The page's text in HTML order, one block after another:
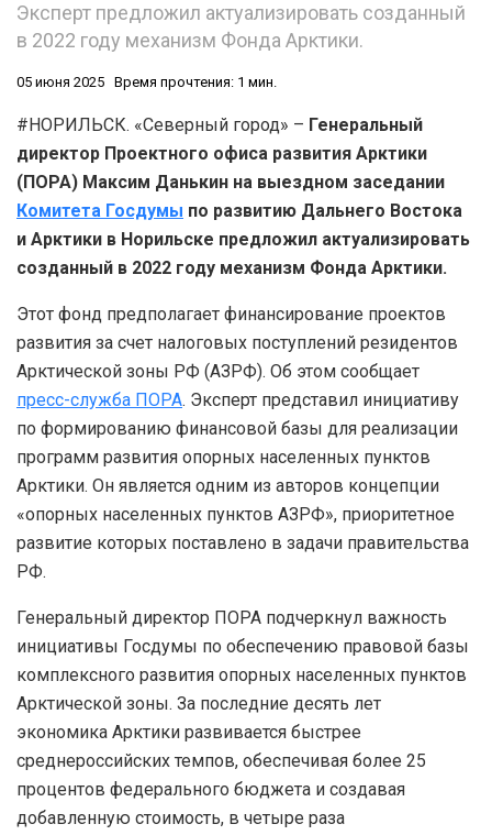
Эксперт предложил актуализировать созданный
в 2022 году механизм Фонда Арктики.
05 июня 2025 Время прочтения: 1 мин.
#НОРИЛЬСК. «Северный город» – Генеральный
директор Проектного офиса развития Арктики
(ПОРА) Максим Данькин на выездном заседании
Комитета Госдумы по развитию Дальнего Востока
и Арктики в Норильске предложил актуализировать
созданный в 2022 году механизм Фонда Арктики.
Этот фонд предполагает финансирование проектов
развития за счет налоговых поступлений резидентов
Арктической зоны РФ (АЗРФ). Об этом сообщает
пресс-служба ПОРА. Эксперт представил инициативу
по формированию финансовой базы для реализации
программ развития опорных населенных пунктов
Арктики. Он является одним из авторов концепции
«опорных населенных пунктов АЗРФ», приоритетное
развитие которых поставлено в задачи правительства
РФ.
Генеральный директор ПОРА подчеркнул важность
инициативы Госдумы по обеспечению правовой базы
комплексного развития опорных населенных пунктов
Арктической зоны. За последние десять лет
экономика Арктики развивается быстрее
среднероссийских темпов, обеспечивая более 25
процентов федерального бюджета и создавая
добавленную стоимость, в четыре раза